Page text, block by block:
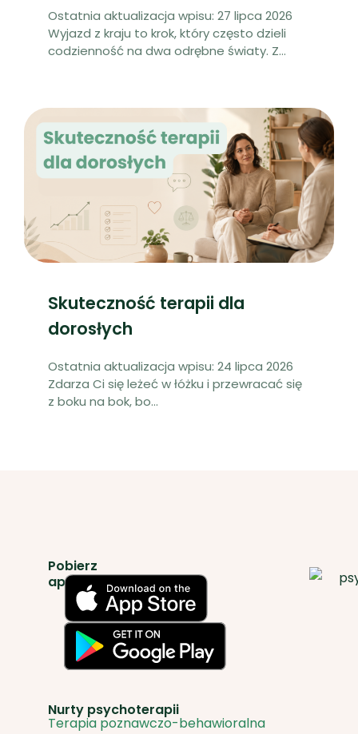
Ostatnia aktualizacja wpisu: 27 lipca 2026
Wyjazd z kraju to krok, który często dzieli
codzienność na dwa odrębne światy. Z...
Skuteczność terapii dla
dorosłych
Ostatnia aktualizacja wpisu: 24 lipca 2026
Zdarza Ci się leżeć w łóżku i przewracać się
z boku na bok, bo...
Pobierz
aplikację
Nurty psychoterapii
Terapia poznawczo-behawioralna